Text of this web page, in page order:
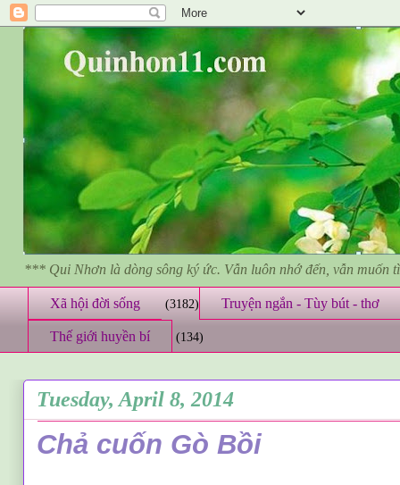
*** Qui Nhơn là dòng sông ký ức. Vẫn luôn nhớ đến, vẫn muốn
Xã hội đời sống (3182) Truyện ngắn - Tùy bút - thơ
Thế giới huyền bí (134)
Tuesday, April 8, 2014
Chả cuốn Gò Bồi